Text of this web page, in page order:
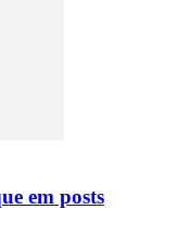
em posts